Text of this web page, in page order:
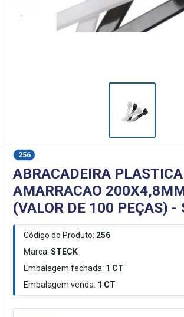
256
ABRACADEIRA PLASTICA
AMARRACAO
(VALOR DE 100 PEÇAS) -
Código do Produto: 256
Marca:STECK
Embalagem fechada: 1 CT
Embalagem venda: 1 CT